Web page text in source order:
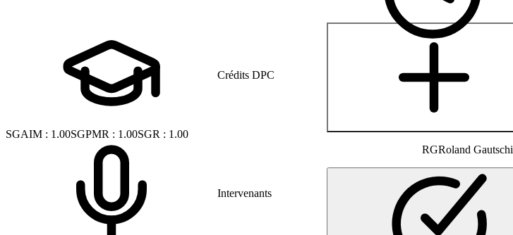
Crédits DPC
SGAIM : 1.00SGPMR : 1.00SGR : 1.00
Intervenants
RGRoland Gautschi